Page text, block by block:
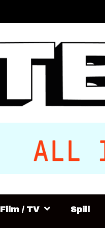
Film / TV Spill